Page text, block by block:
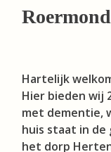
Roermond
Hartelijk
Hier bieden wij
met dementie,
huis staat in de
het dorp